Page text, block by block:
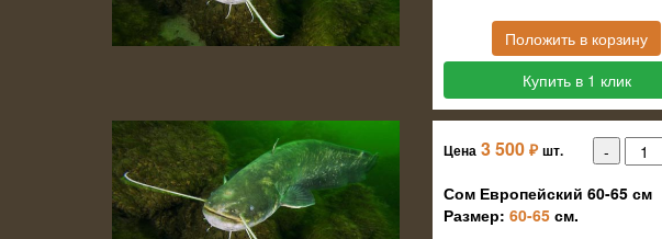
Положить в корзину
Купить в 1 клик
Цена 3 500 ₽ шт.
Сом Европейский 60-65 см
Размер: 60-65 см.